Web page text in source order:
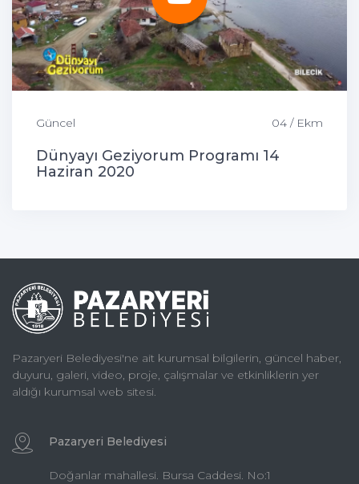
Güncel 04 / Ekm
Dünyayı Geziyorum Programı 14
Haziran 2020
Pazaryeri Belediyesi'ne ait kurumsal bilgilerin, güncel haber,
duyuru, galeri, video, proje, çalışmalar ve etkinliklerin yer
aldığı kurumsal web sitesi.
Pazaryeri Belediyesi
Doğanlar mahallesi. Bursa Caddesi. No:1